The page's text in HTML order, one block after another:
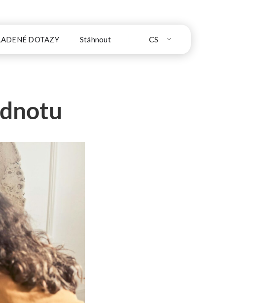
DOTAZY Stáhnout CS